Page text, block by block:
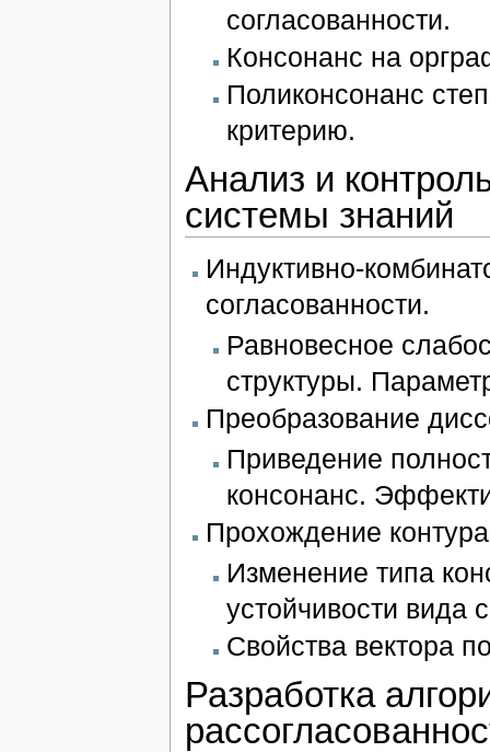
согласованности.
Консонанс на
Поликонсонанс
критерию.
Анализ и
системы знаний
Индуктивно-
согласованности.
Равновесное
структуры.
Преобразование
Приведение
консонанс.
Прохождение
Изменение типа
устойчивости вида
Свойства вектора
Разработка